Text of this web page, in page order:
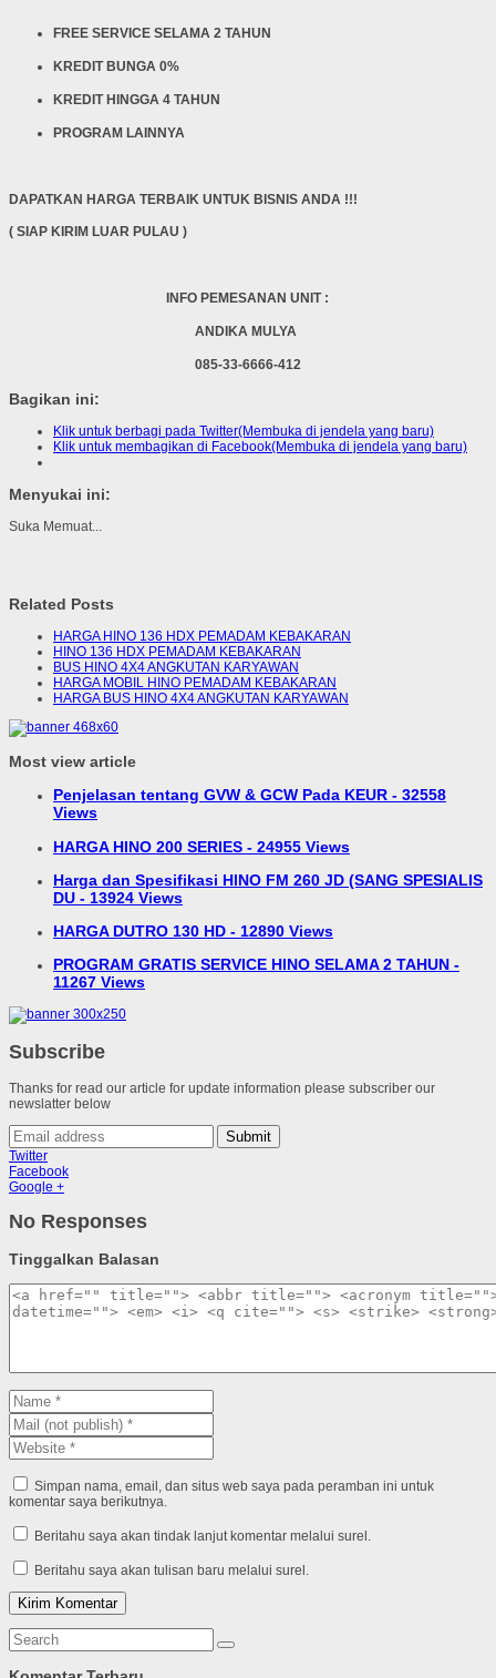
FREE SERVICE SELAMA 2 TAHUN
KREDIT BUNGA 0%
KREDIT HINGGA 4 TAHUN
PROGRAM LAINNYA
DAPATKAN HARGA TERBAIK UNTUK BISNIS ANDA !!!
( SIAP KIRIM LUAR PULAU )
INFO PEMESANAN UNIT :
ANDIKA MULYA
085-33-6666-412
Bagikan ini:
Klik untuk berbagi pada Twitter(Membuka di jendela yang baru)
Klik untuk membagikan di Facebook(Membuka di jendela yang baru)
Menyukai ini:
Suka Memuat...
Related Posts
HARGA HINO 136 HDX PEMADAM KEBAKARAN
HINO 136 HDX PEMADAM KEBAKARAN
BUS HINO 4X4 ANGKUTAN KARYAWAN
HARGA MOBIL HINO PEMADAM KEBAKARAN
HARGA BUS HINO 4X4 ANGKUTAN KARYAWAN
Most view article
Penjelasan tentang GVW & GCW Pada KEUR - 32558
Views
HARGA HINO 200 SERIES - 24955 Views
Harga dan Spesifikasi HINO FM 260 JD (SANG SPESIALIS
DU - 13924 Views
HARGA DUTRO 130 HD - 12890 Views
PROGRAM GRATIS SERVICE HINO SELAMA 2 TAHUN -
11267 Views
Subscribe
Thanks for read our article for update information please subscriber our
newslatter below
Submit
Twitter
Facebook
Google +
No Responses
Tinggalkan Balasan
Simpan nama, email, dan situs web saya pada peramban ini untuk
komentar saya berikutnya.
Beritahu saya akan tindak lanjut komentar melalui surel.
Beritahu saya akan tulisan baru melalui surel.